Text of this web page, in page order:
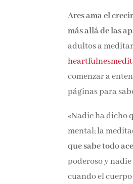
Ares ama el
más allá de las
adultos a
comenzar a
sus páginas para
«Nadie ha dicho
mental; la
que sabe todo
poderoso y
cuando el cuerpo